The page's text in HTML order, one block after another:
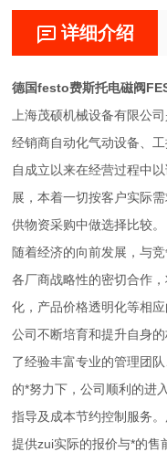
详细介绍
德国festo费斯托电磁阀
上海茂硕机械设备有限公
经销商自动化气动设备、
自成立以来在经营过程中
展，本着一切按客户实际
供物资采购中做选择比较。
随着经济的向前发展，与
各厂商战略性的密切合作
化，产品价格透明化等相
公司不断培育和提升自身
了经验丰富专业的管理团
的*努力下，公司顺利的进
指导及成本节约控制服务
提供zui实际的报价与*的售